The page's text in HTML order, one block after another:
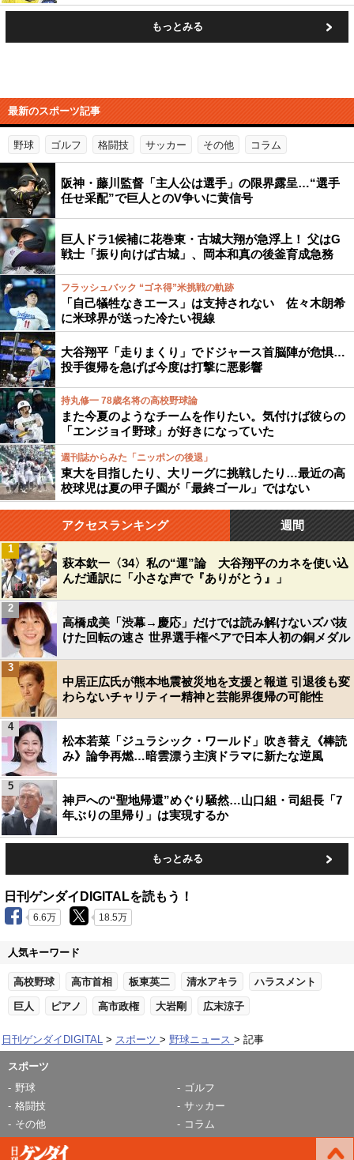
もっとみる
最新のスポーツ記事
野球 ゴルフ 格闘技 サッカー その他 コラム
阪神・藤川監督「主人公は選手」の限界露呈…“選手
任せ采配”で巨人とのV争いに黄信号
巨人ドラ1候補に花巻東・古城大翔が急浮上！ 父はG
戦士「振り向けば古城」、岡本和真の後釜育成急務
フラッシュバック “ゴネ得”米挑戦の軌跡
「自己犠牲なきエース」は支持されない 佐々木朗希
に米球界が送った冷たい視線
大谷翔平「走りまくり」でドジャース首脳陣が危惧…
投手復帰を急げば今度は打撃に悪影響
持丸修一 78歳名将の高校野球論
また今夏のようなチームを作りたい。気付けば彼らの
「エンジョイ野球」が好きになっていた
週刊誌からみた「ニッポンの後退」
東大を目指したり、大リーグに挑戦したり…最近の高
校球児は夏の甲子園が「最終ゴール」ではない
アクセスランキング 週間
萩本欽一〈34〉私の“運”論 大谷翔平のカネを使い込
んだ通訳に「小さな声で『ありがとう』」
1
高橋成美「渋幕→慶応」だけでは読み解けないズバ抜
けた回転の速さ 世界選手権ペアで日本人初の銅メダル
2
中居正広氏が熊本地震被災地を支援と報道 引退後も変
わらないチャリティー精神と芸能界復帰の可能性
3
松本若菜「ジュラシック・ワールド」吹き替え《棒読
み》論争再燃…暗雲漂う主演ドラマに新たな逆風
4
神戸への“聖地帰還”めぐり騒然…山口組・司組長「7
年ぶりの里帰り」は実現するか
5
もっとみる
日刊ゲンダイDIGITALを読もう！
6.6万 18.5万
人気キーワード
高校野球 高市首相 板東英二 清水アキラ ハラスメント
巨人 ピアノ 高市政権 大岩剛 広末涼子
日刊ゲンダイDIGITAL スポーツ 野球ニュース 記事
スポーツ
野球
ゴルフ
格闘技
サッカー
その他
コラム